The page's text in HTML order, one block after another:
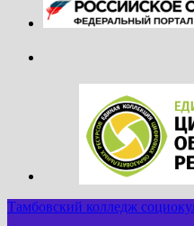
Тамбовский колледж